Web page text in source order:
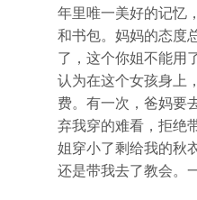
年里唯一美好的记忆
和书包。妈妈的态度
了，这个你姐不能用
认为在这个女孩身上
费。有一次，爸妈要
弃我穿的难看，拒绝
姐穿小了剩给我的秋
还是带我去了教会。